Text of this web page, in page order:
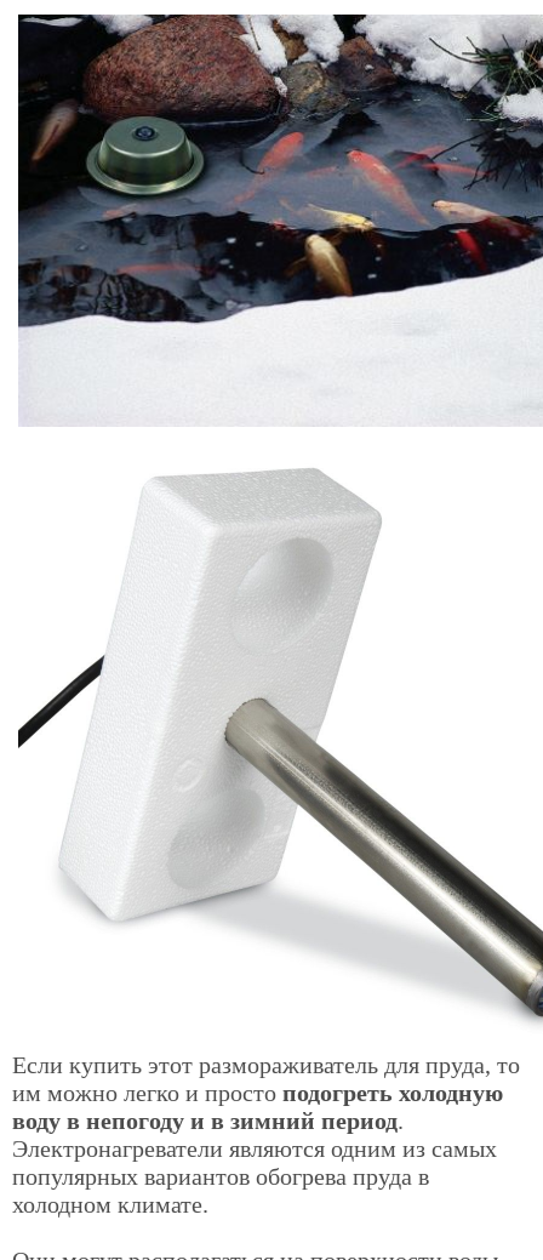
Если купить этот размораживатель для пруда, то
им можно легко и просто подогреть холодную
воду в непогоду и в зимний период.
Электронагреватели являются одним из самых
популярных вариантов обогрева пруда в
холодном климате.